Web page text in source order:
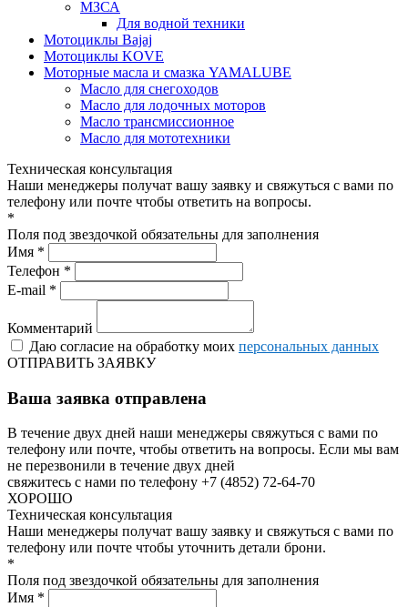
МЗСА
Для водной техники
Мотоциклы Bajaj
Мотоциклы KOVE
Моторные масла и смазка YAMALUBE
Масло для снегоходов
Масло для лодочных моторов
Масло трансмиссионное
Масло для мототехники
Техническая консультация
Наши менеджеры получат вашу заявку и свяжуться с вами по
телефону или почте чтобы ответить на вопросы.
*
Поля под звездочкой обязательны для заполнения
Имя *
Телефон *
E-mail *
Комментарий
Даю согласие на обработку моих персональных данных
ОТПРАВИТЬ ЗАЯВКУ
Ваша заявка отправлена
В течение двух дней наши менеджеры свяжуться с вами по
телефону или почте, чтобы ответить на вопросы. Если мы вам
не перезвонили в течение двух дней
свяжитесь с нами по телефону +7 (4852) 72-64-70
ХОРОШО
Техническая консультация
Наши менеджеры получат вашу заявку и свяжуться с вами по
телефону или почте чтобы уточнить детали брони.
*
Поля под звездочкой обязательны для заполнения
Имя *